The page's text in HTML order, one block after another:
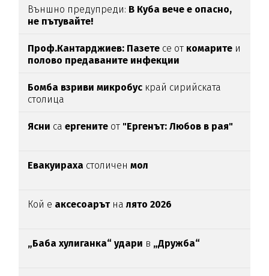
Външно предупреди: В Куба вече е опасно,
не пътувайте!
Проф.Кантарджиев: Пазете се от комарите и
полово предаваните инфекции
Бомба взриви микробус край сирийската
столица
Ясни са ергените от "Ергенът: Любов в рая"
Евакуираха столиченмол
Кой е аксесоарътналято 2026
„Баба хулиганка“ удари в „Дружба“